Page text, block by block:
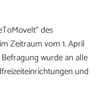
des
Zeitraum vom 1. April
Befragung wurde an alle
und